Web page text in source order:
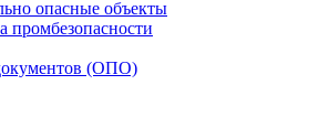
опасные объекты
промбезопасности
(ОПО)